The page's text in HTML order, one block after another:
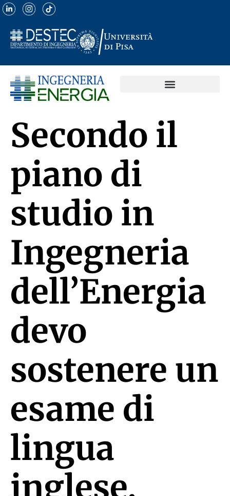
Secondo il
piano di
studio in
Ingegneria
dell’Energia
devo
sostenere un
esame di
lingua
inglese.